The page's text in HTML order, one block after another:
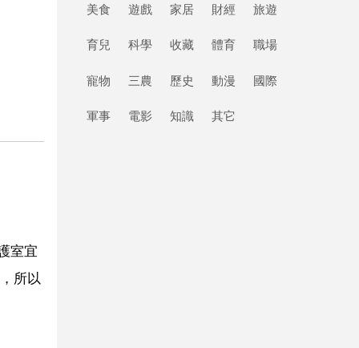
室宜
所以
美食 遊戲 家居 財經 旅遊
育兒 科學 收藏 體育 職場
寵物 三農 歷史 動漫 國際
軍事 電影 知識 其它